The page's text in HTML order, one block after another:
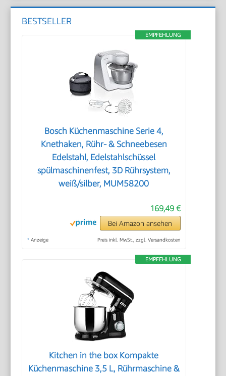
BESTSELLER
EMPFEHLUNG
Bosch Küchenmaschine Serie 4,
Knethaken, Rühr- & Schneebesen
Edelstahl, Edelstahlschüssel
spülmaschinenfest, 3D Rührsystem,
weiß/silber, MUM58200
169,49 €
Bei Amazon ansehen
* Anzeige Preis inkl. MwSt., zzgl. Versandkosten
EMPFEHLUNG
Kitchen in the box Kompakte
Küchenmaschine 3,5 L, Rührmaschine &